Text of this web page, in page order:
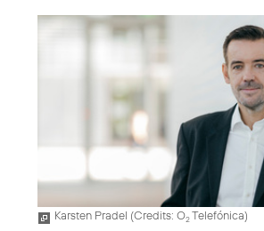
Karsten Pradel (Credits: O2Telefónica)